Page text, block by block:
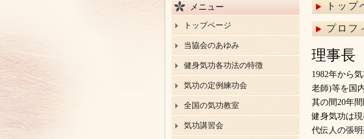
トップ
プロフ
理事長
1982年から
老師)等を国
其の間20年
健身気功は
代伝人の張
メニュー
トップページ
当協会のあゆみ
健身気功各功法の特徴
気功の定例練功会
全国の気功教室
気功講習会